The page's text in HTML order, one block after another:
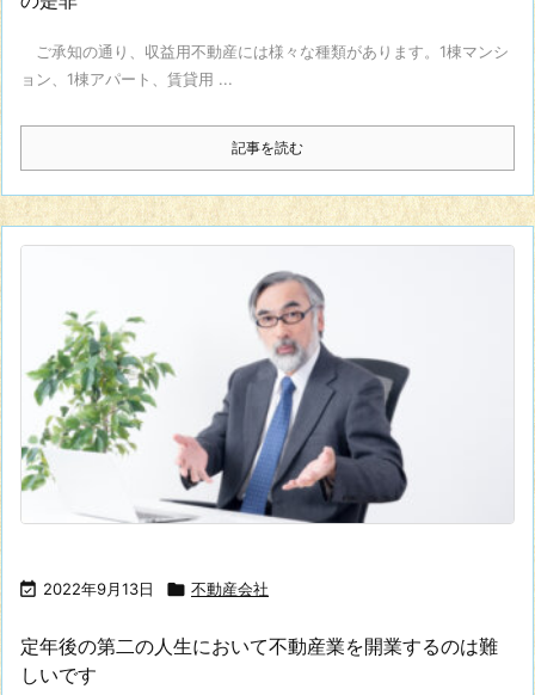
ご承知の通り、収益用不動産には様々な種類があります。1棟マンシ
ョン、1棟アパート、賃貸用 ...
記事を読む
 2022年9月13日  不動産会社
定年後の第二の人生において不動産業を開業するのは難
しいです